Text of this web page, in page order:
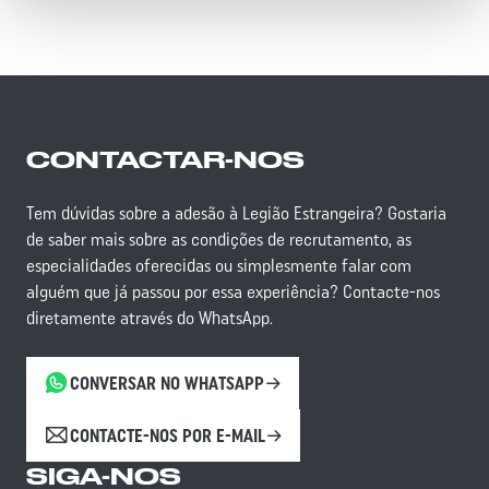
individualmente, dependendo do tipo de ilícito
crimes violentos, crimes sexuais ou tráfico de droga.
pena. Para todos os casos relacionados com a justiça:
só uma entrevista com um recrutador num Posto de
Informação da Legião Estrangeira (P.I.L.E.) pode
permitir obter uma resposta precisa.
CONTACTAR-NOS
Tem dúvidas sobre a adesão à Legião Estrangeira? Gostaria
de saber mais sobre as condições de recrutamento, as
especialidades oferecidas ou simplesmente falar com
alguém que já passou por essa experiência? Contacte-nos
diretamente através do WhatsApp.
CONVERSAR NO WHATSAPP
CONTACTE-NOS POR E-MAIL
SIGA-NOS